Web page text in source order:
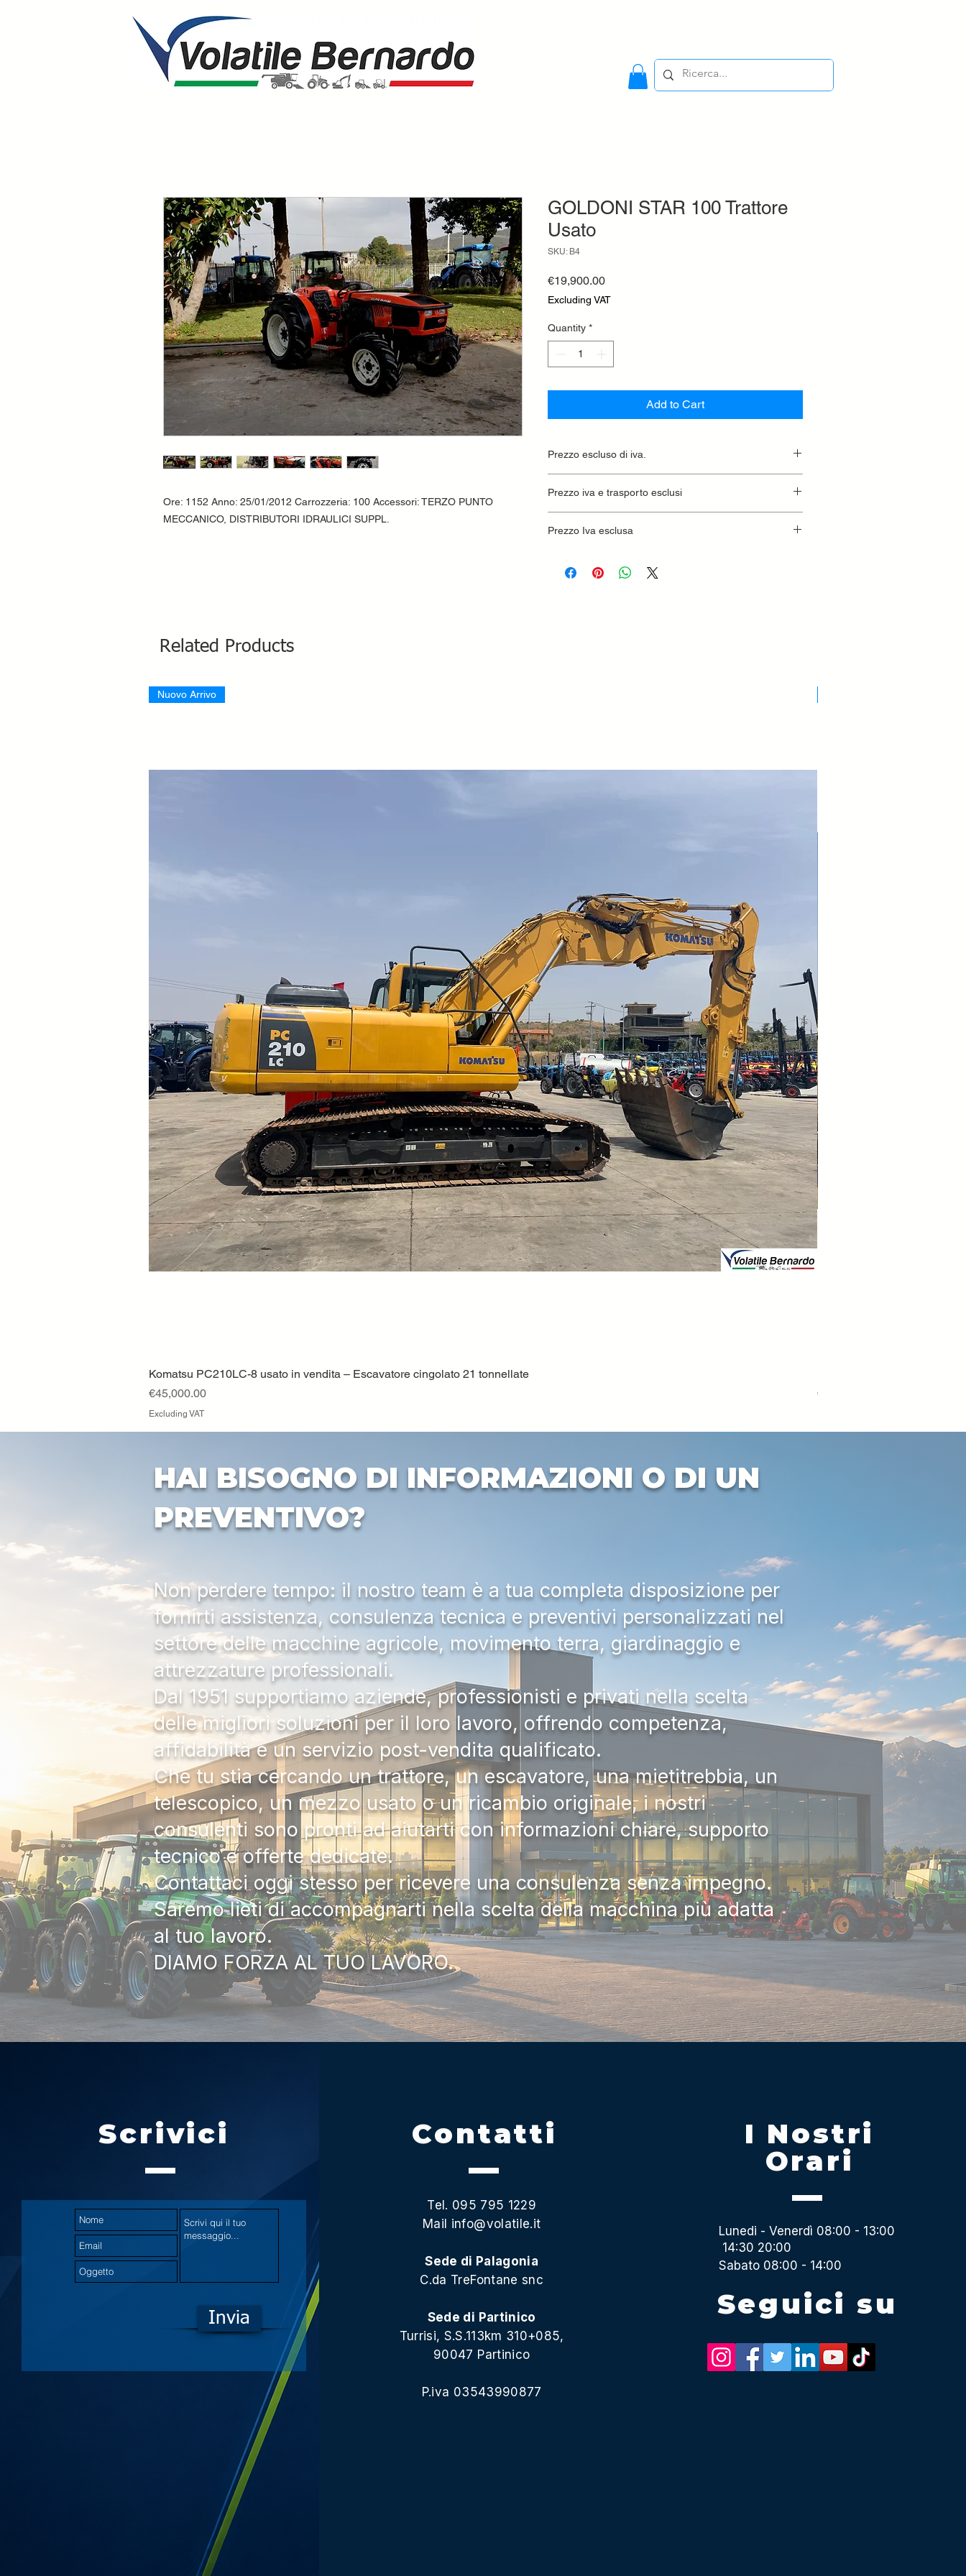
Ore: 1152 Anno: 25/01/2012 Carrozzeria: 100 Accessori: TERZO PUNTO
MECCANICO, DISTRIBUTORI IDRAULICI SUPPL.
GOLDONI STAR 100 Trattore
Usato
SKU: B4
€19,900.00Price
Excluding VAT
Quantity *
Add to Cart
Prezzo escluso di iva.
Prezzo iva e trasporto esclusi
Prezzo Iva esclusa
Related Products
Quick View
Nuovo Arrivo
Komatsu PC210LC-8 usato in vendita – Escavatore cingolato 21 tonnellate
Price
€45,000.00
Excluding VAT
Price
€33,000.00
HAI BISOGNO DI INFORMAZIONI O DI UN
PREVENTIVO?
Non perdere tempo: il nostro team è a tua completa disposizione per
fornirti assistenza, consulenza tecnica e preventivi personalizzati nel
settore delle macchine agricole, movimento terra, giardinaggio e
attrezzature professionali.
Dal 1951 supportiamo aziende, professionisti e privati nella scelta
delle migliori soluzioni per il loro lavoro, offrendo competenza,
affidabilità e un servizio post-vendita qualificato.
Che tu stia cercando un trattore, un escavatore, una mietitrebbia, un
telescopico, un mezzo usato o un ricambio originale, i nostri
consulenti sono pronti ad aiutarti con informazioni chiare, supporto
tecnico e offerte dedicate.
Contattaci oggi stesso per ricevere una consulenza senza impegno.
Saremo lieti di accompagnarti nella scelta della macchina più adatta
al tuo lavoro.
DIAMO FORZA AL TUO LAVORO.
Scrivici
Invia
Contatti
Tel. 095 795 1229
Mail info@volatile.it
Sede di Palagonia
C.da TreFontane snc
Sede di Partinico
Turrisi, S.S.113km 310+085,
90047 Partinico
P.iva 03543990877
I Nostri
Orari
Lunedi - Venerdì 08:00 - 13:00
14:30 20:00
Sabato 08:00 - 14:00
Seguici su